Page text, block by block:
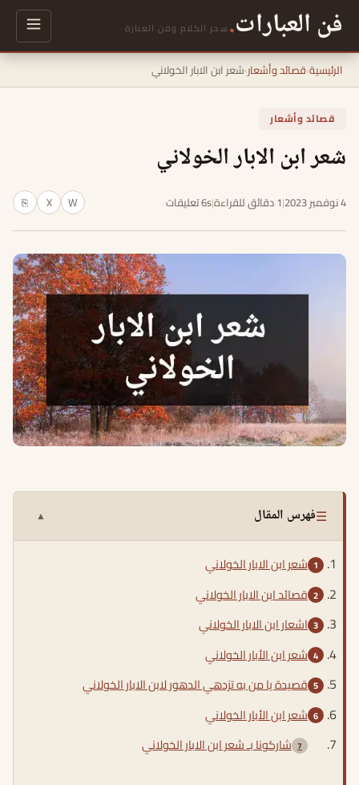
فن العبارات. سحر الكلام وفن العبارة
الرئيسية›قصائد وأشعار›شعر ابن الابار الخولاني
قصائد وأشعار
شعر ابن الابار الخولاني
4 نوفمبر 2023 |1 دقائق للقراءة |6s تعليقات W
X
⎘
☰فهرس المقال ▲
شعر ابن الابار الخولاني
قصائد ابن الابار الخولاني
اشعار ابن الابار الخولاني
شعر ابن الأبار الخولاني
قصيدة يا من به تزدهي الدهور لابن الابار الخولاني
شعر ابن الأبار الخولاني
شاركونا بـ شعر ابن الابار الخولاني